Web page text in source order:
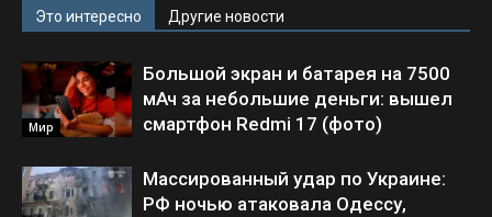
Это интересно Другие новости
Мир
Большой экран и батарея на 7500
мАч за небольшие деньги: вышел
смартфон Redmi 17 (фото)
Массированный удар по Украине:
РФ ночью атаковала Одессу,